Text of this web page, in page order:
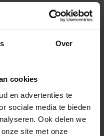
Over
cookies
en advertenties te
sociale media te bieden
Ook delen we
site met onze